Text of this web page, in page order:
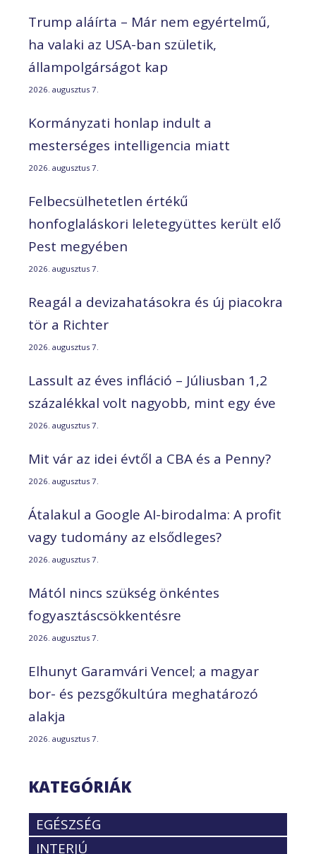
Trump aláírta – Már nem egyértelmű,
ha valaki az USA-ban születik,
állampolgárságot kap
2026. augusztus 7.
Kormányzati honlap indult a
mesterséges intelligencia miatt
2026. augusztus 7.
Felbecsülhetetlen értékű
honfoglaláskori leletegyüttes került elő
Pest megyében
2026. augusztus 7.
Reagál a devizahatásokra és új piacokra
tör a Richter
2026. augusztus 7.
Lassult az éves infláció – Júliusban 1,2
százalékkal volt nagyobb, mint egy éve
2026. augusztus 7.
Mit vár az idei évtől a CBA és a Penny?
2026. augusztus 7.
Átalakul a Google AI-birodalma: A profit
vagy tudomány az elsődleges?
2026. augusztus 7.
Mától nincs szükség önkéntes
fogyasztáscsökkentésre
2026. augusztus 7.
Elhunyt Garamvári Vencel; a magyar
bor- és pezsgőkultúra meghatározó
alakja
2026. augusztus 7.
KATEGÓRIÁK
EGÉSZSÉG
INTERJÚ